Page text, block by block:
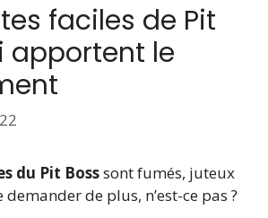
faciles de Pit
apportent le
du Pit Bosssont fumés, juteux
de plus, n’est-ce pas ?